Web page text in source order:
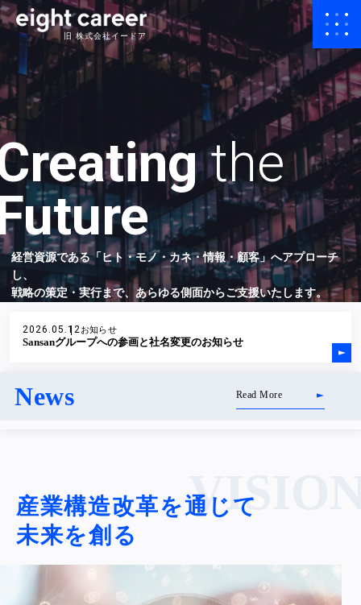
旧 株式会社イードア
the
経営資源である「ヒト・モノ・カネ・情報・顧客」へアプローチ
し、
戦略の策定・実行まで、あらゆる側面からご支援いたします。
2026.05.12お知らせ
Sansanグループへの参画と社名変更のお知らせ
News Read More
産業構造改革を通じて
未来を創る